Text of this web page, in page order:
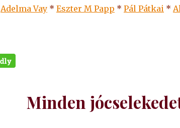
Adelma Vay * Eszter M Papp * Pál Pátkai *
Minden